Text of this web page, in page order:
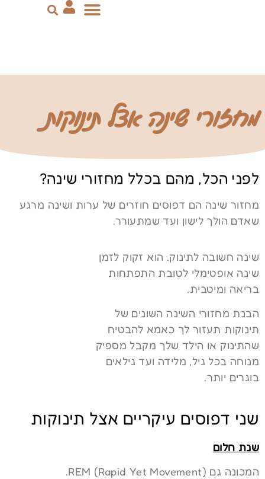
מחזורי שינה אצל תינוקות
לפני הכל, מהם בכלל מחזורי שינה?
מחזור שינה הם דפוסים חוזרים של ערות ושינה מרגע
שאדם הולך לישון ועד שמתעורר.
שינה חשובה לתינוק. הוא זקוק לזמן
שינה אופטימלי לטובת התפתחות
בריאה ומיטבית.
הבנת מחזורי השינה השונים של
תינוקות תעזור לך כאמא להבטיח
שהתינוק או הילד שלך מקבל מספיק
מנוחה בכל גיל, מלידה ועד גילאים
בוגרים יותר.
שני דפוסים עיקריים אצל תינוקות
שנת חלום
המכונה גם REM (Rapid Yet Movement).